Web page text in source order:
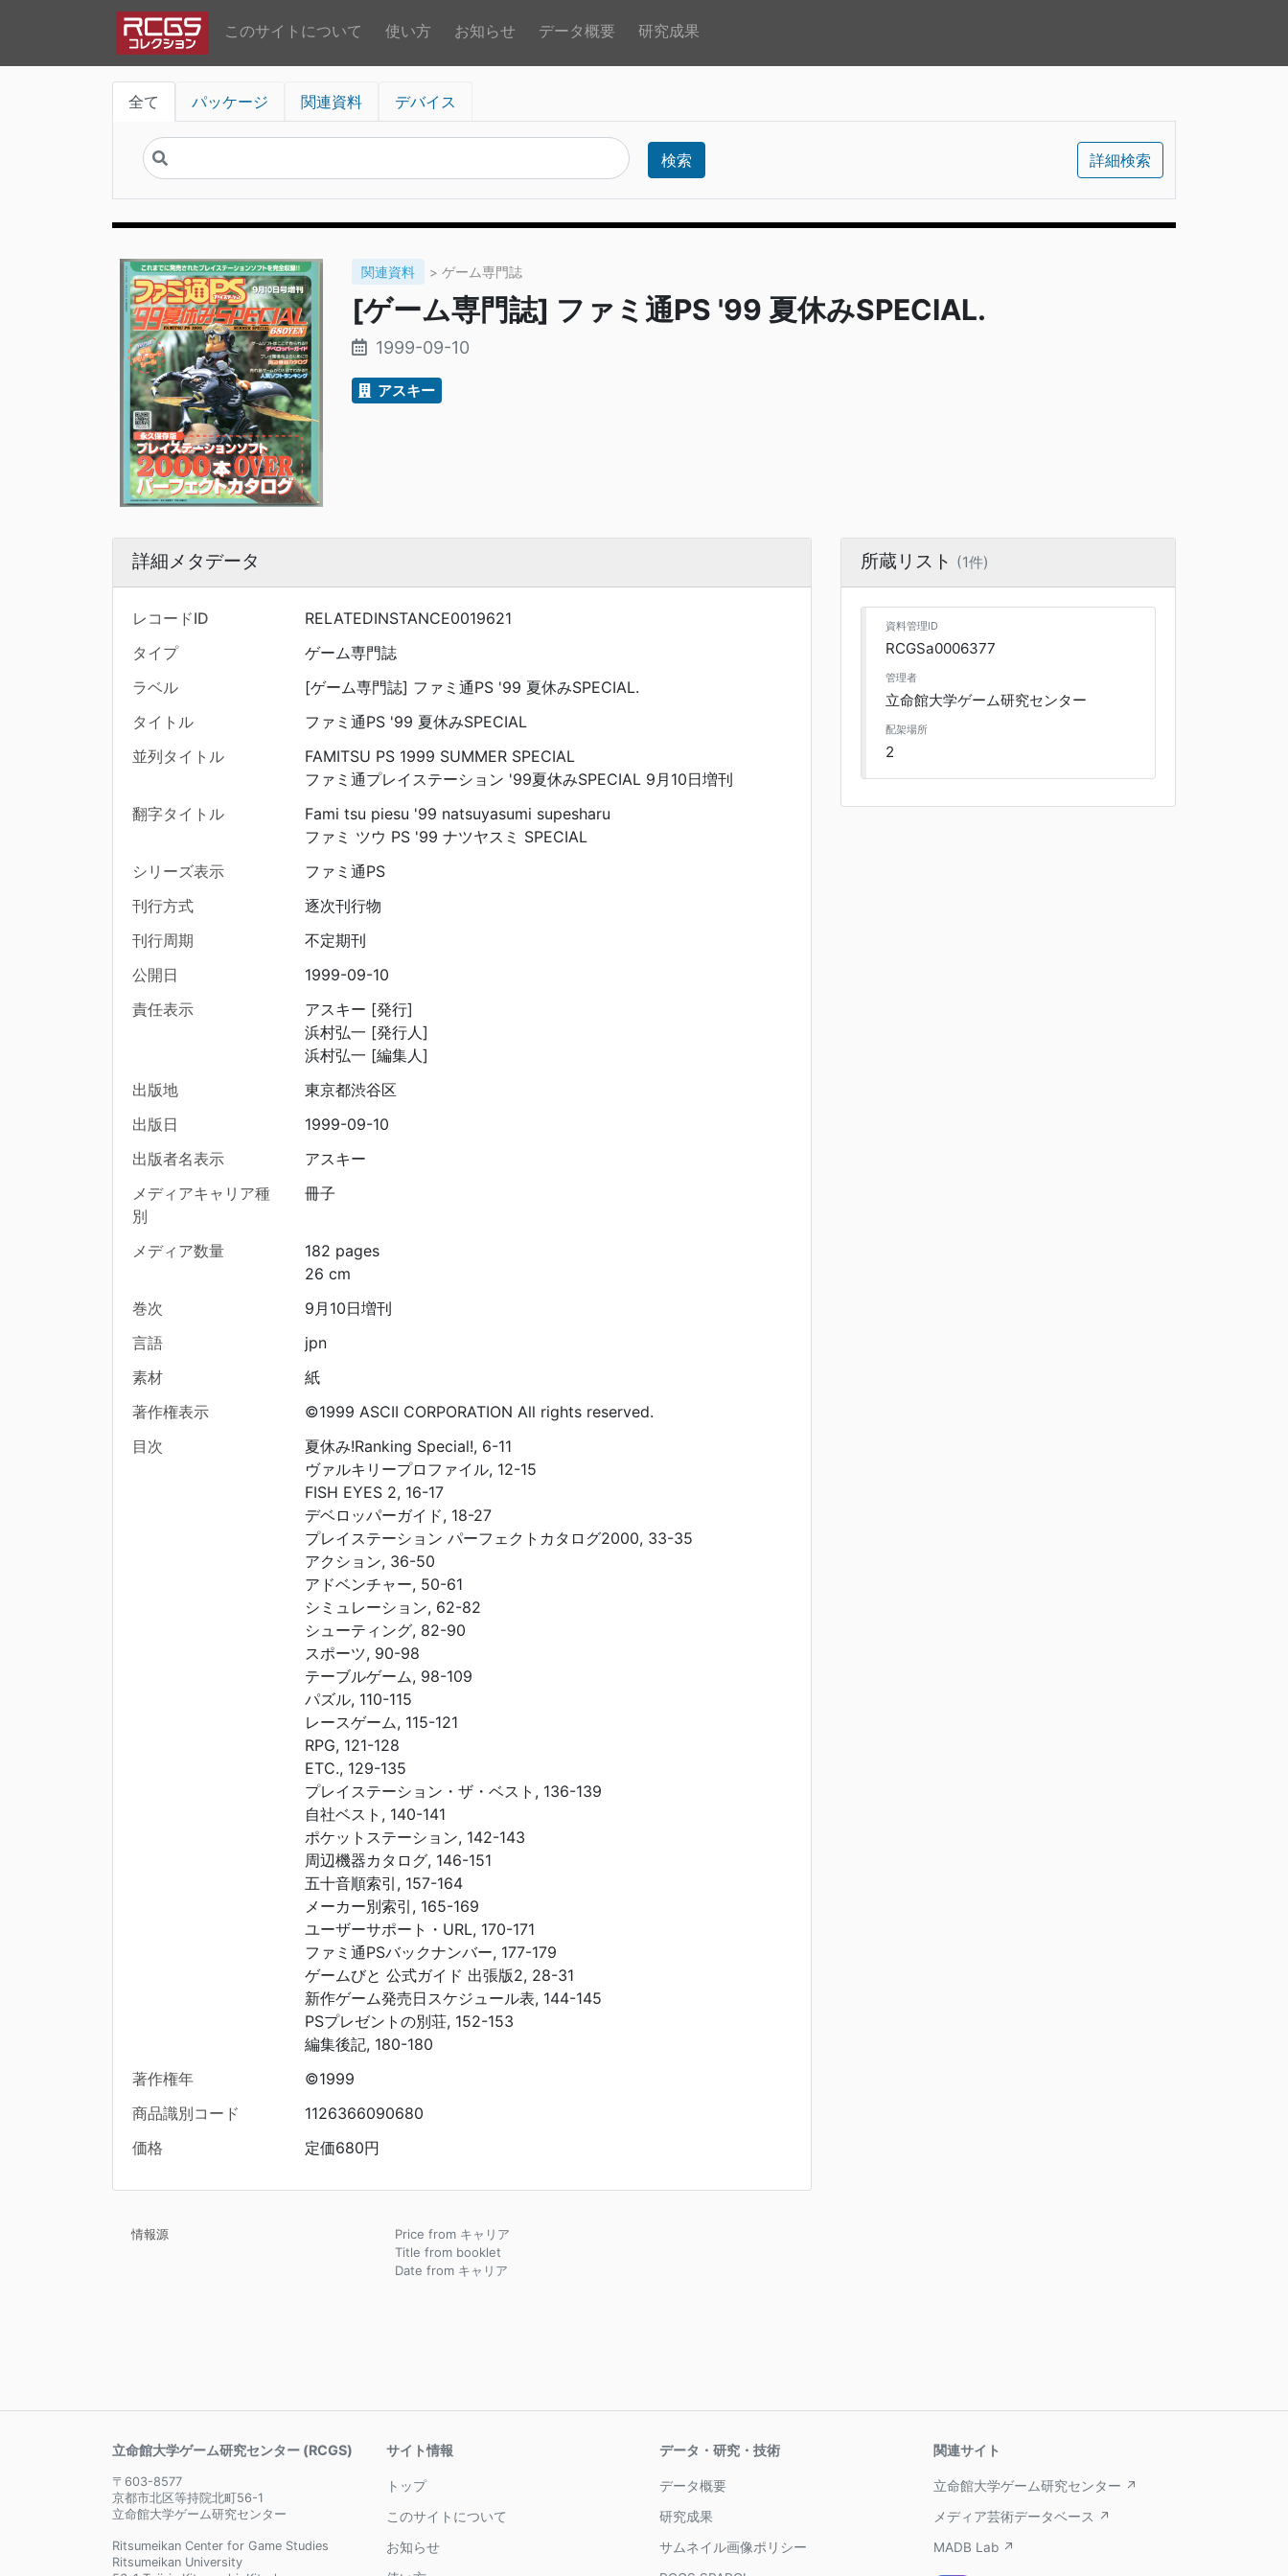
このサイトについて 使い方 お知らせ データ概要 研究成果
全て パッケージ 関連資料 デバイス
検索 詳細検索
関連資料 > ゲーム専門誌
[ゲーム専門誌] ファミ通PS '99 夏休みSPECIAL.
1999-09-10
アスキー
詳細メタデータ
レコードID
RELATEDINSTANCE0019621
タイプ
ゲーム専門誌
ラベル
[ゲーム専門誌] ファミ通PS '99 夏休みSPECIAL.
タイトル
ファミ通PS '99 夏休みSPECIAL
並列タイトル
FAMITSU PS 1999 SUMMER SPECIAL
ファミ通プレイステーション '99夏休みSPECIAL 9月10日増刊
翻字タイトル
Fami tsu piesu '99 natsuyasumi supesharu
ファミ ツウ PS '99 ナツヤスミ SPECIAL
シリーズ表示
ファミ通PS
刊行方式
逐次刊行物
刊行周期
不定期刊
公開日
1999-09-10
責任表示
アスキー [発行]
浜村弘一 [発行人]
浜村弘一 [編集人]
出版地
東京都渋谷区
出版日
1999-09-10
出版者名表示
アスキー
メディアキャリア種
別
冊子
メディア数量
182 pages
26 cm
巻次
9月10日増刊
言語
jpn
素材
紙
著作権表示
©1999 ASCII CORPORATION All rights reserved.
目次
夏休み!Ranking Special!, 6-11
ヴァルキリープロファイル, 12-15
FISH EYES 2, 16-17
デベロッパーガイド, 18-27
プレイステーション パーフェクトカタログ2000, 33-35
アクション, 36-50
アドベンチャー, 50-61
シミュレーション, 62-82
シューティング, 82-90
スポーツ, 90-98
テーブルゲーム, 98-109
パズル, 110-115
レースゲーム, 115-121
RPG, 121-128
ETC., 129-135
プレイステーション・ザ・ベスト, 136-139
自社ベスト, 140-141
ポケットステーション, 142-143
周辺機器カタログ, 146-151
五十音順索引, 157-164
メーカー別索引, 165-169
ユーザーサポート・URL, 170-171
ファミ通PSバックナンバー, 177-179
ゲームびと 公式ガイド 出張版2, 28-31
新作ゲーム発売日スケジュール表, 144-145
PSプレゼントの別荘, 152-153
編集後記, 180-180
著作権年
©1999
商品識別コード
1126366090680
価格
定価680円
所蔵リスト (1件)
資料管理ID
RCGSa0006377
管理者
立命館大学ゲーム研究センター
配架場所
2
情報源
Price from キャリア
Title from booklet
Date from キャリア
立命館大学ゲーム研究センター (RCGS)
〒603-8577
京都市北区等持院北町56-1
立命館大学ゲーム研究センター
Ritsumeikan Center for Game Studies
Ritsumeikan University
サイト情報
トップ
このサイトについて
お知らせ
データ・研究・技術
データ概要
研究成果
サムネイル画像ポリシー
関連サイト
立命館大学ゲーム研究センター ↗
メディア芸術データベース ↗
MADB Lab ↗